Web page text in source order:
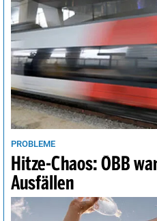
PROBLEME
Hitze-Chaos: ÖBB
Ausfällen